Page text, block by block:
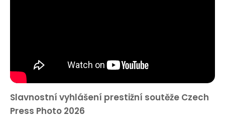
Slavnostní vyhlášení prestižní soutěže Czech
Press Photo 2026